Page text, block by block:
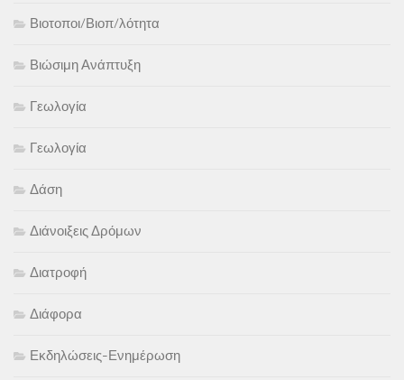
Βιοτοποι/Βιοπ/λότητα
Βιώσιμη Ανάπτυξη
Γεωλογία
Γεωλογία
Δάση
Διάνοιξεις Δρόμων
Διατροφή
Διάφορα
Εκδηλώσεις-Ενημέρωση